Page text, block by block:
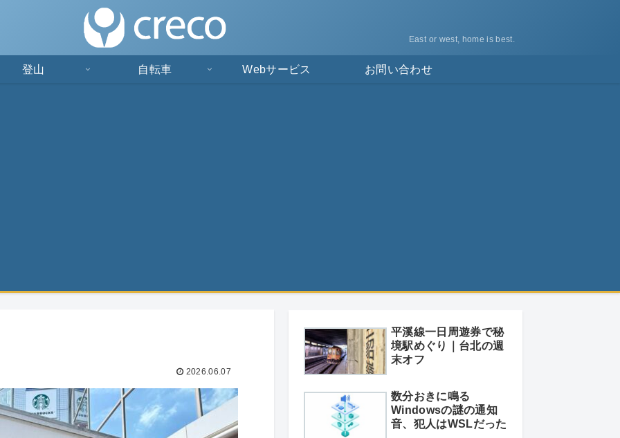
East or west, home is best.
登山 自転車 Webサービス お問い合わせ
2026.06.07
平溪線一日周遊券で秘
境駅めぐり｜台北の週
末オフ
数分おきに鳴る
Windowsの謎の通知
音、犯人はWSLだった